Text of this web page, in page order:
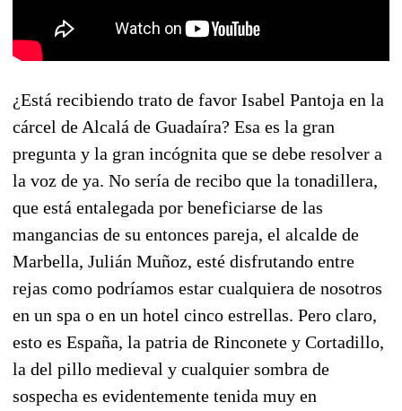
¿Está recibiendo trato de favor Isabel Pantoja en la
cárcel de Alcalá de Guadaíra? Esa es la gran
pregunta y la gran incógnita que se debe resolver a
la voz de ya. No sería de recibo que la tonadillera,
que está entalegada por beneficiarse de las
mangancias de su entonces pareja, el alcalde de
Marbella, Julián Muñoz, esté disfrutando entre
rejas como podríamos estar cualquiera de nosotros
en un spa o en un hotel cinco estrellas. Pero claro,
esto es España, la patria de Rinconete y Cortadillo,
la del pillo medieval y cualquier sombra de
sospecha es evidentemente tenida muy en